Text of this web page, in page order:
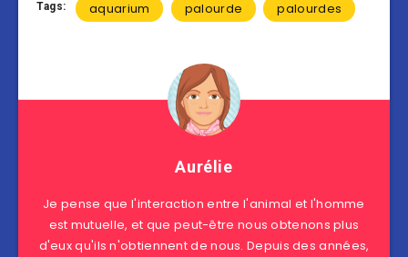
Tags: aquarium palourde palourdes
Aurélie
Je pense que l'interaction entre l'animal et l'homme
est mutuelle, et que peut-être nous obtenons plus
d'eux qu'ils n'obtiennent de nous. Depuis des années,